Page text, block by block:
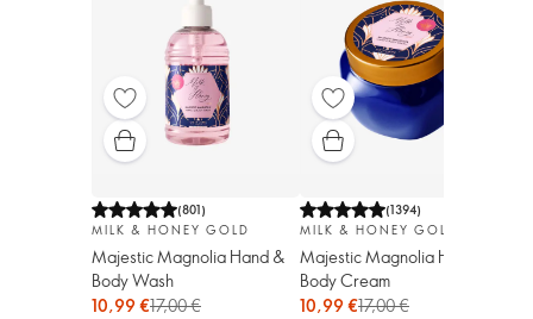
(801)
MILK & HONEY GOLD
Majestic Magnolia Hand &
Body Wash
10,99 €17,00 €
(1394)
MILK & HONEY GOLD
Majestic Magnolia Hand &
Body Cream
10,99 €17,00 €